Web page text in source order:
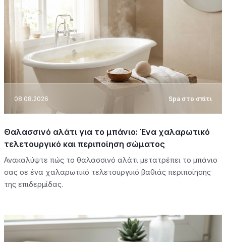
08.08.2026 Spa στο σπίτι
Θαλασσινό αλάτι για το μπάνιο: Ένα χαλαρωτικό
τελετουργικό και περιποίηση σώματος
Ανακαλύψτε πώς το θαλασσινό αλάτι μετατρέπει το μπάνιο
σας σε ένα χαλαρωτικό τελετουργικό βαθιάς περιποίησης
της επιδερμίδας.